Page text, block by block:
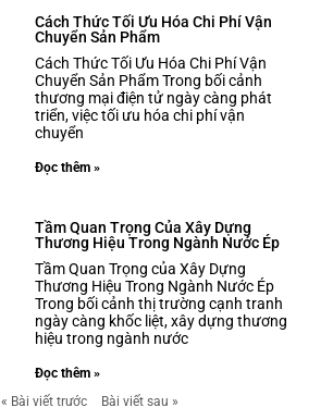
Cách Thức Tối Ưu Hóa Chi Phí Vận
Chuyển Sản Phẩm
Cách Thức Tối Ưu Hóa Chi Phí Vận
Chuyển Sản Phẩm Trong bối cảnh
thương mại điện tử ngày càng phát
triển, việc tối ưu hóa chi phí vận
chuyển
Đọc thêm »
Tầm Quan Trọng Của Xây Dựng
Thương Hiệu Trong Ngành Nước Ép
Tầm Quan Trọng của Xây Dựng
Thương Hiệu Trong Ngành Nước Ép
Trong bối cảnh thị trường cạnh tranh
ngày càng khốc liệt, xây dựng thương
hiệu trong ngành nước
Đọc thêm »
« Bài viết trước
Bài viết sau »